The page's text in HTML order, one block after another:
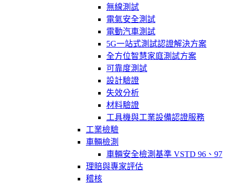
無線測試
電氣安全測試
電動汽車測試
5G一站式測試認證解決方案
全方位智慧家庭測試方案
可靠度測試
設計驗證
失效分析
材料驗證
工具機與工業設備認證服務
工業檢驗
車輛檢測
車輛安全檢測基準 VSTD 96、97
理賠與專家評估
稽核